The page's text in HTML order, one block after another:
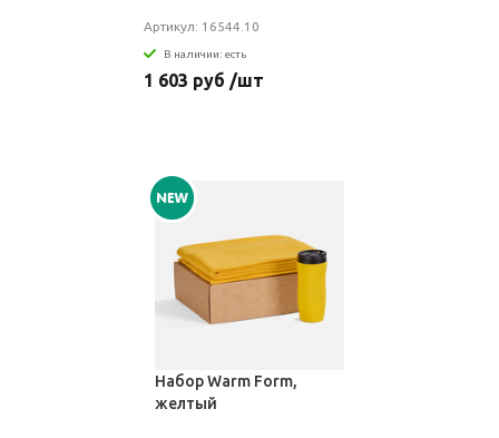
Артикул: 16544.10
В наличии: есть
1 603 руб /шт
Набор Warm Form,
желтый